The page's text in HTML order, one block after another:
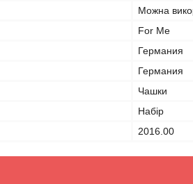
Можна
For Me
Германия
Германия
Чашки
Набір
2016.00